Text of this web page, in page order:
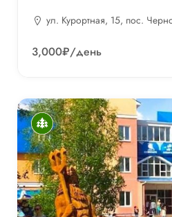
ул. Курортная, 15, пос.
3,000₽/день